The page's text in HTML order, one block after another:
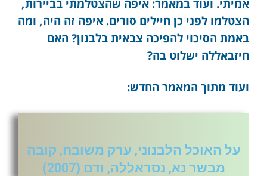
אמיתי. ועוד במאמר: איפה שהצטלמתי בביירות,
הצטלמו לפני כן חיילים סורים. איפה זה היה, ומה
באמת הסיכוי להפיכה צבאית בלבנון? האם
חיזבאללה ישלוט בה?
ועוד מתוך המאמר החדש:
על האוכל הלבנוני, ערק משובח, קובה
מבשר נא, נסראללה, ודם (2007)